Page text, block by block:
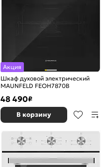
Акция
Шкаф духовой электрический
MAUNFELD FEOH7870B
48 490₽
В корзину